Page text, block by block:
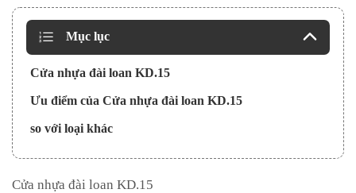
Mục lục
Cửa nhựa đài loan KD.15
Ưu điểm của Cửa nhựa đài loan KD.15
so với loại khác
Cửa nhựa đài loan KD.15